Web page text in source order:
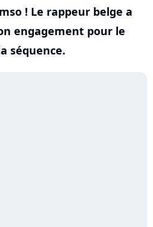
! Le rappeur belge a
engagement pour le
séquence.